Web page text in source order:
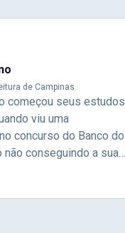
de Campinas
começou seus estudos
viu uma
concurso do Banco do
não conseguindo a sua
desisitiu e focou em